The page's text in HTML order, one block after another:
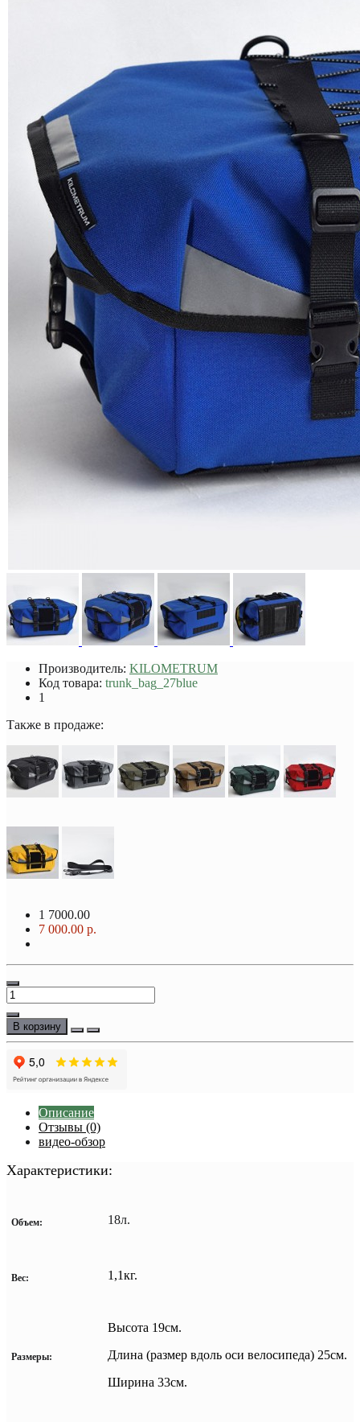
Производитель: KILOMETRUM
Код товара: trunk_bag_27blue
1
Также в продаже:
1 7000.00
7 000.00 р.
В корзину
Описание
Отзывы (0)
видео-обзор
Характеристики:
Объем: 18л.
Вес: 1,1кг.
Размеры:
Высота 19см.
Длина (размер вдоль оси велосипеда) 25см.
Ширина 33см.